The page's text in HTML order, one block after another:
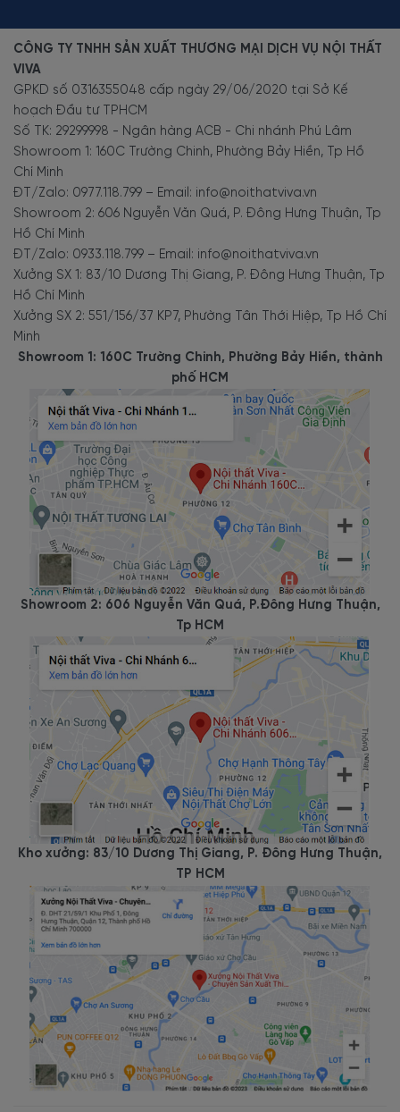
CÔNG TY TNHH SẢN XUẤT THƯƠNG MẠI DỊCH VỤ NỘI THẤT
VIVA
GPKD số 0316355048 cấp ngày 29/06/2020 tại Sở Kế
hoạch Đầu tư TPHCM
Số TK: 29299998 - Ngân hàng ACB - Chi nhánh Phú Lâm
Showroom 1: 160C Trường Chinh, Phường Bảy Hiền, Tp Hồ
Chí Minh
ĐT/Zalo: 0977.118.799 – Email: info@noithatviva.vn
Showroom 2: 606 Nguyễn Văn Quá, P. Đông Hưng Thuận, Tp
Hồ Chí Minh
ĐT/Zalo: 0933.118.799 – Email: info@noithatviva.vn
Xưởng SX 1: 83/10 Dương Thị Giang, P. Đông Hưng Thuận, Tp
Hồ Chí Minh
Xưởng SX 2: 551/156/37 KP7, Phường Tân Thới Hiệp, Tp Hồ Chí
Minh
Showroom 1: 160C Trường Chinh, Phường Bảy Hiền, thành
phố HCM
Showroom 2: 606 Nguyễn Văn Quá, P.Đông Hưng Thuận,
Tp HCM
Kho xưởng: 83/10 Dương Thị Giang, P. Đông Hưng Thuận,
TP HCM